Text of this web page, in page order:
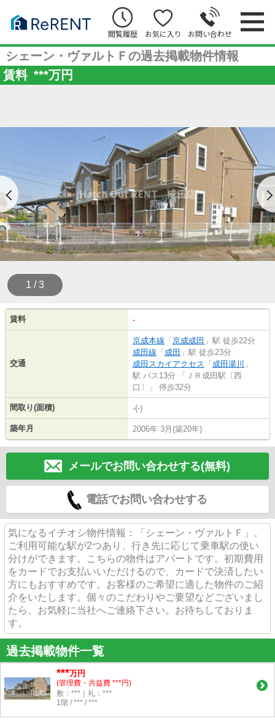
閲覧履歴 お気に入り お問い合わせ
シェーン・ヴァルトＦの過去掲載物件情報
賃料 ***万円
1 / 3
賃料 -
交通
京成本線 「京成成田 」駅 徒歩22分
成田線 「成田 」駅 徒歩23分
成田スカイアクセス 「成田湯川 」
駅 バス13分 「ＪＲ成田駅〔西
口〕」 停歩32分
間取り(面積) -(-)
築年月 2006年 3月(築20年)
メールでお問い合わせする(無料)
電話でお問い合わせする
気になるイチオシ物件情報：「シェーン・ヴァルトＦ」。
ご利用可能な駅が2つあり、行き先に応じて乗車駅の使い
分けができます。こちらの物件はアパートです。初期費用
をカードでお支払いいただけるので、カードで決済したい
方にもおすすめです。お客様のご希望に適した物件のご紹
介をいたします。個々のこだわりやご要望などございまし
たら、お気軽に当社へご連絡下さい。お待ちしておりま
す。
過去掲載物件一覧
***万円
(管理費・共益費 ***円)
敷：***｜礼：***
1階 / *** / ***